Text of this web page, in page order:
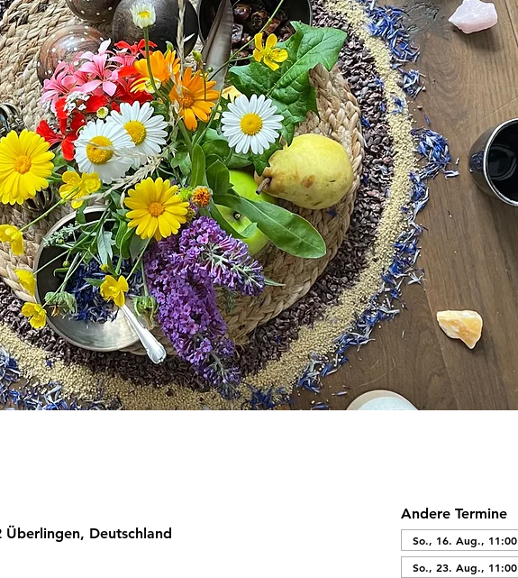
Deutschland
Andere Termine
So., 16. Aug., 11:00
So., 23. Aug., 11:00